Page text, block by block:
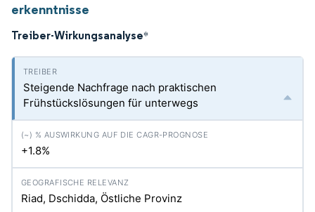
erkenntnisse
Treiber-Wirkungsanalyse*
Steigende Nachfrage nach praktischen
Frühstückslösungen für unterwegs
+1.8%
Riad, Dschidda, Östliche Provinz